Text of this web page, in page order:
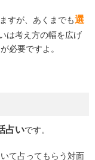
すが、あくまでも選
は考え方の幅を広げ
必要ですよ。
占いです。
て占ってもらう対面